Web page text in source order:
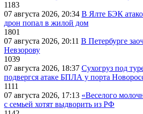
1183
07 августа 2026, 20:34 В Ялте БЭК
дрон попал в жилой дом
1801
07 августа 2026, 20:11 В Петербурге
Невзорову
1039
07 августа 2026, 18:37 Сухогруз под
подвергся атаке БПЛА у порта
1111
07 августа 2026, 17:13 «Веселого
с семьей хотят выдворить из РФ